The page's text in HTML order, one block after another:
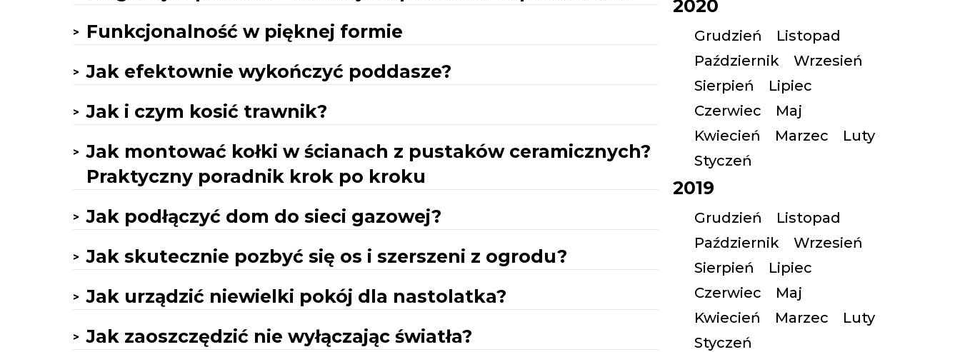
Funkcjonalność w pięknej formie
Jak efektownie wykończyć poddasze?
Jak i czym kosić trawnik?
Jak montować kołki w ścianach z pustaków ceramicznych?
Praktyczny poradnik krok po kroku
Jak podłączyć dom do sieci gazowej?
Jak skutecznie pozbyć się os i szerszeni z ogrodu?
Jak urządzić niewielki pokój dla nastolatka?
Jak zaoszczędzić nie wyłączając światła?
2020
Grudzień
Listopad
Październik
Wrzesień
Sierpień
Lipiec
Czerwiec
Maj
Kwiecień
Marzec
Luty
Styczeń
2019
Grudzień
Listopad
Październik
Wrzesień
Sierpień
Lipiec
Czerwiec
Maj
Kwiecień
Marzec
Luty
Styczeń